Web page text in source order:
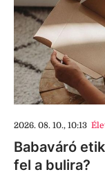
2026. 08. 10., 10:13
Babaváró
fel a bulira?